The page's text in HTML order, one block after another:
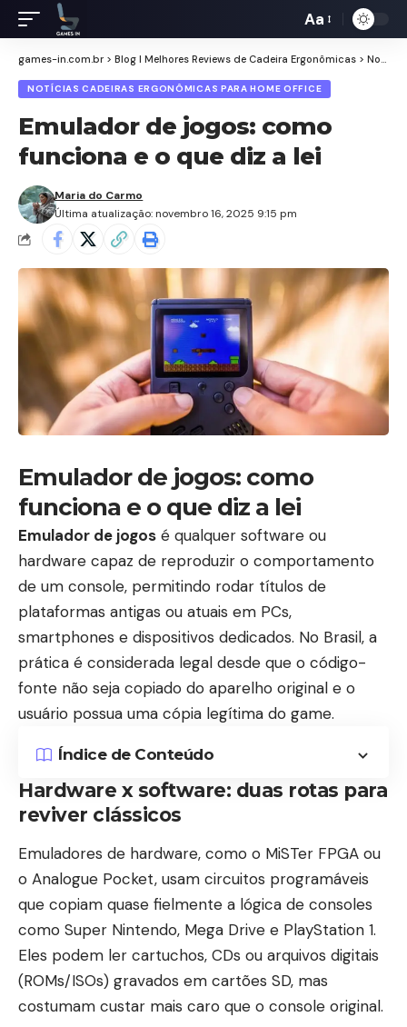
de
fontes
Aa
games-in.com.br > Blog I Melhores Reviews de Cadeira Ergonômicas > Notícias Cadeiras Ergonômicas para Home Office
NOTÍCIAS CADEIRAS ERGONÔMICAS PARA HOME OFFICE
Emulador de jogos: como
funciona e o que diz a lei
Última atualização: novembro 16, 2025 9:15 pm
Maria do Carmo
Emulador de jogos: como
funciona e o que diz a lei
Emulador de jogos é qualquer software ou
hardware capaz de reproduzir o comportamento
de um console, permitindo rodar títulos de
plataformas antigas ou atuais em PCs,
smartphones e dispositivos dedicados. No Brasil, a
prática é considerada legal desde que o código-
fonte não seja copiado do aparelho original e o
usuário possua uma cópia legítima do game.
Índice de Conteúdo
Hardware x software: duas rotas para
reviver clássicos
Emuladores de hardware, como o MiSTer FPGA ou
o Analogue Pocket, usam circuitos programáveis
que copiam quase fielmente a lógica de consoles
como Super Nintendo, Mega Drive e PlayStation 1.
Eles podem ler cartuchos, CDs ou arquivos digitais
(ROMs/ISOs) gravados em cartões SD, mas
costumam custar mais caro que o console original.